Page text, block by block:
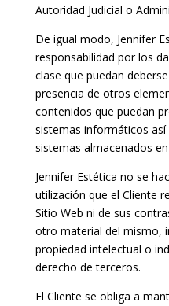
Autoridad Judicial o
De igual modo, Jennifer
responsabilidad por los
clase que puedan
presencia de otros
contenidos que puedan
sistemas informáticos
sistemas almacenados
Jennifer Estética no se
utilización que el Cliente
Sitio Web ni de sus
otro material del mismo,
propiedad intelectual o
derecho de terceros.
El Cliente se obliga a